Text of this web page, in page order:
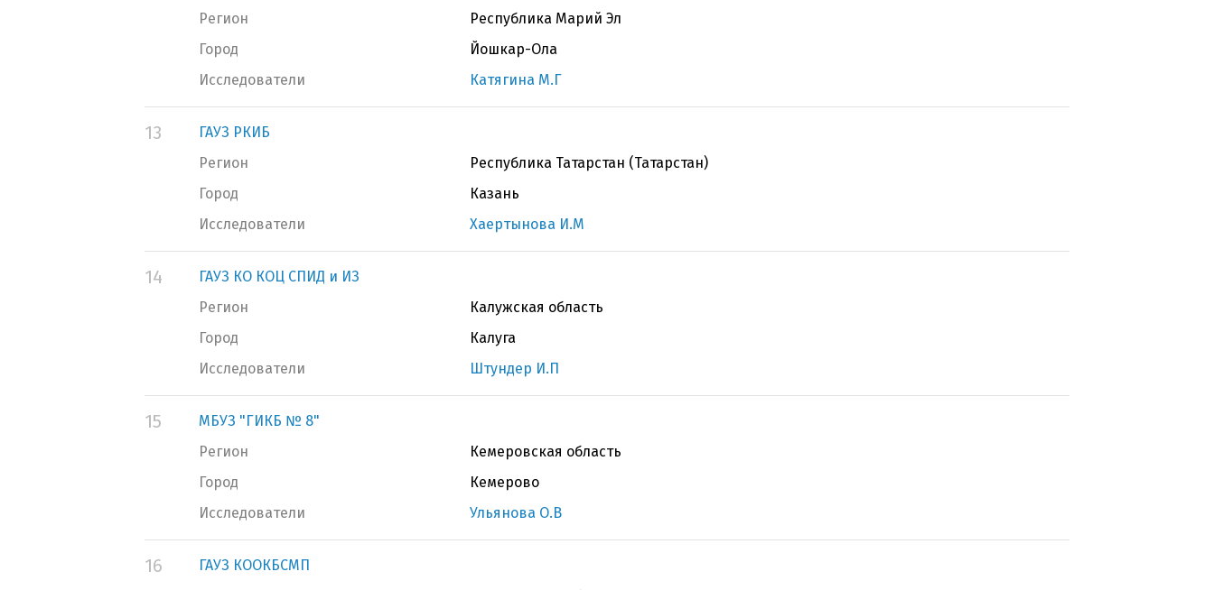
Регион
Республика Марий Эл
Город
Йошкар-Ола
Исследователи
Катягина М.Г
13
ГАУЗ РКИБ
Регион
Республика Татарстан (Татарстан)
Город
Казань
Исследователи
Хаертынова И.М
14
ГАУЗ КО КОЦ СПИД и ИЗ
Регион
Калужская область
Город
Калуга
Исследователи
Штундер И.П
15
МБУЗ "ГИКБ № 8"
Регион
Кемеровская область
Город
Кемерово
Исследователи
Ульянова О.В
16
ГАУЗ КООКБСМП